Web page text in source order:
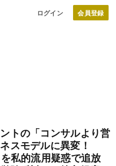
ログイン
トの「コンサルより営
スモデルに異変！
私的流用疑惑で追放